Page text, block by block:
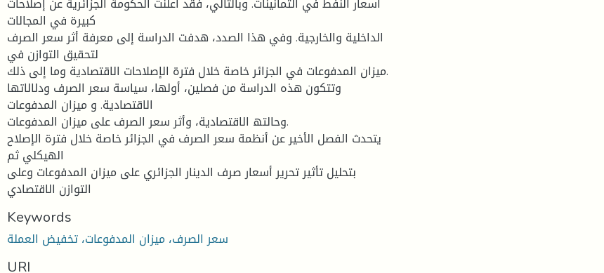
كبیرة في المجالات
الداخلیة والخارجیة. وفي ھذا الصدد، ھدفت الدراسة إلى معرفة أثر سعر الصرف
لتحقیق التوازن في
میزان المدفوعات في الجزائر خاصة خلال فترة الإصلاحات الاقتصادیة وما إلى ذلك.
وتتكون ھذه الدراسة من فصلین، أولھا، سیاسة سعر الصرف ودلالاتھا
الاقتصادیة. و میزان المدفوعات
وحالتھ الاقتصادیة، وأثر سعر الصرف على میزان المدفوعات.
یتحدث الفصل الأخیر عن أنظمة سعر الصرف في الجزائر خاصة خلال فترة الإصلاح
الھیكلي ثم
بتحلیل تأثیر تحریر أسعار صرف الدینار الجزائري على میزان المدفوعات وعلى
التوازن الاقتصادي
Keywords
سعر الصرف، میزان المدفوعات، تخفیض العملة
URI